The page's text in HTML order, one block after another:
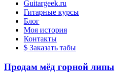
Guitargeek.ru
Гитарные курсы
Блог
Моя история
Контакты
$ Заказать табы
Продам мёд горной липы